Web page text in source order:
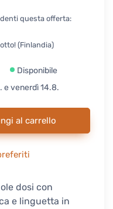
questa offerta:
(Finlandia)
Disponibile
e venerdì 14.8.
al carrello
dosi con
e linguetta in